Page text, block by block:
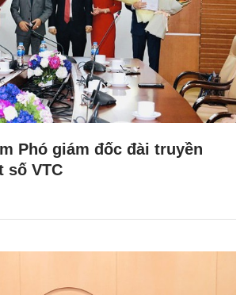
Phó giám đốc đài truyền
số VTC